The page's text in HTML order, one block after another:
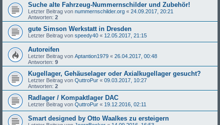
Suche alte Fahrzeug-Nummernschilder und Zubehör!
Letzter Beitrag von nummernschilder.org « 24.09.2017, 20:21
Antworten: 2
gute Simson Werkstatt in Dresden
Letzter Beitrag von speedy40 « 12.05.2017, 21:15
Autoreifen
Letzter Beitrag von Aptantion1979 « 26.04.2017, 00:48
Antworten: 9
Kugellager, Gehäuselager oder Axialkugellager gesucht?
Letzter Beitrag von QuttroPur « 09.03.2017, 10:27
Antworten: 2
Radlager / Kompaktlager DAC
Letzter Beitrag von QuttroPur « 19.12.2016, 02:11
Smart designed by Otto Waalkes zu ersteigern